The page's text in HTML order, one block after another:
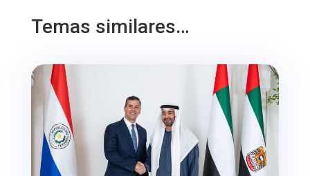
Temas similares…